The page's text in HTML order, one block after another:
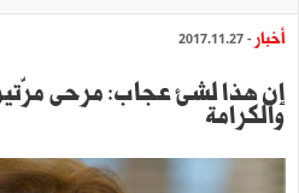
أخبار - 2017.11.27
إن هذا لشيء عجاب: مرحى
والكرامة